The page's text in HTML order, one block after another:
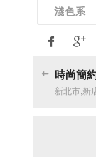
淺色系
時尚簡
新北市 新